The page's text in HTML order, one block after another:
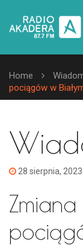
Home
pociągów w
28 sierpnia, 2023